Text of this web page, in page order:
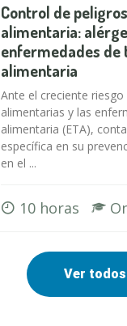
Control de
alimentaria:
enfermedades de
alimentaria
Ante el creciente
alimentarias y las
alimentaria (ETA),
específica en su
en el ...
10 horas
Ver